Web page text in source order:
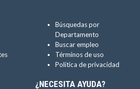
Búsquedas por
Departamento
Buscar empleo
Términos de uso
Política de privacidad
¿NECESITA AYUDA?